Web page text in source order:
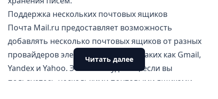
Поддержка нескольких почтовых ящиков
Почта Mail.ru предоставляет возможность
добавлять несколько почтовых ящиков от разных
провайдеров электронной почты, таких как Gmail,
Yandex и Yahoo. Это очень удобно, если вы
пользуетесь несколькими почтовыми ящиками.
Читать далее